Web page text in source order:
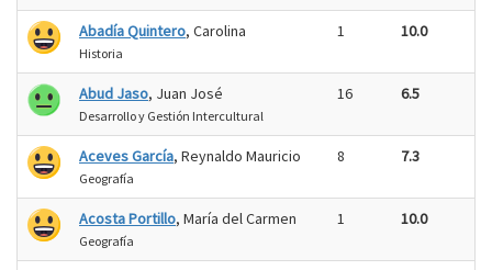
Abadía Quintero, Carolina
Historia
1 10.0
Abud Jaso, Juan José
Desarrollo y Gestión Intercultural
16 6.5
Aceves García, Reynaldo Mauricio
Geografía
8 7.3
Acosta Portillo, María del Carmen
Geografía
1 10.0